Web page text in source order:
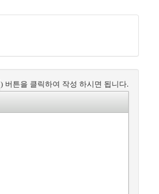
) 버튼을 클릭하여 작성 하시면 됩니다.